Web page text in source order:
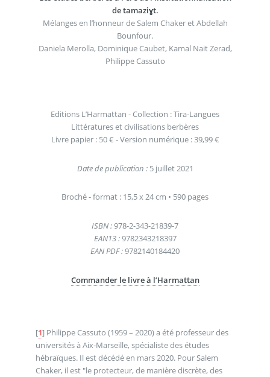
de tamaziɣt.
Mélanges en l’honneur de Salem Chaker et Abdellah
Bounfour.
Daniela Merolla, Dominique Caubet, Kamal Nait Zerad,
Philippe Cassuto
Editions L’Harmattan - Collection : Tira-Langues
Littératures et civilisations berbères
Livre papier : 50 € - Version numérique : 39,99 €
Date de publication : 5 juillet 2021
Broché - format : 15,5 x 24 cm • 590 pages
ISBN :978-2-343-21839-7
EAN13 :9782343218397
EAN PDF :9782140184420
Commander le livre à l’Harmattan
[1] Philippe Cassuto (1959 – 2020) a été professeur des
universités à Aix-Marseille, spécialiste des études
hébraïques. Il est décédé en mars 2020. Pour Salem
Chaker, il est "le protecteur, de manière discrète, des